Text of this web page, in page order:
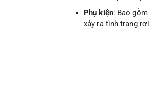
Phụ kiện: Bao
xảy ra tình trạng